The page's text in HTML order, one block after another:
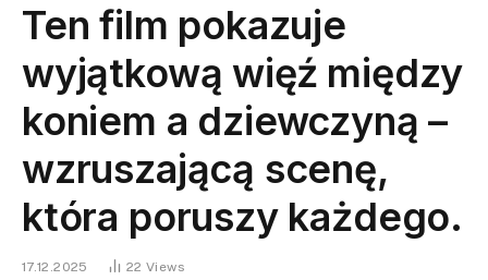
Ten film pokazuje
wyjątkową więź między
koniem a dziewczyną –
wzruszającą scenę,
która poruszy każdego.
17.12.2025 22Views